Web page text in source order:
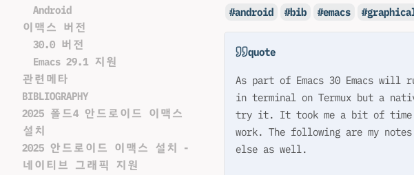
Android
이맥스 버전
30.0 버전
Emacs 29.1 지원
관련메타
BIBLIOGRAPHY
2025 폴드4 안드로이드 이맥스
설치
2025 안드로이드 이맥스 설치 -
네이티브 그래픽 지원
android bib emacs
quote
As part of Emacs 30 Emacs will
in terminal on Termux but a
try it. It took me a bit of time
work. The following are my
else as well.